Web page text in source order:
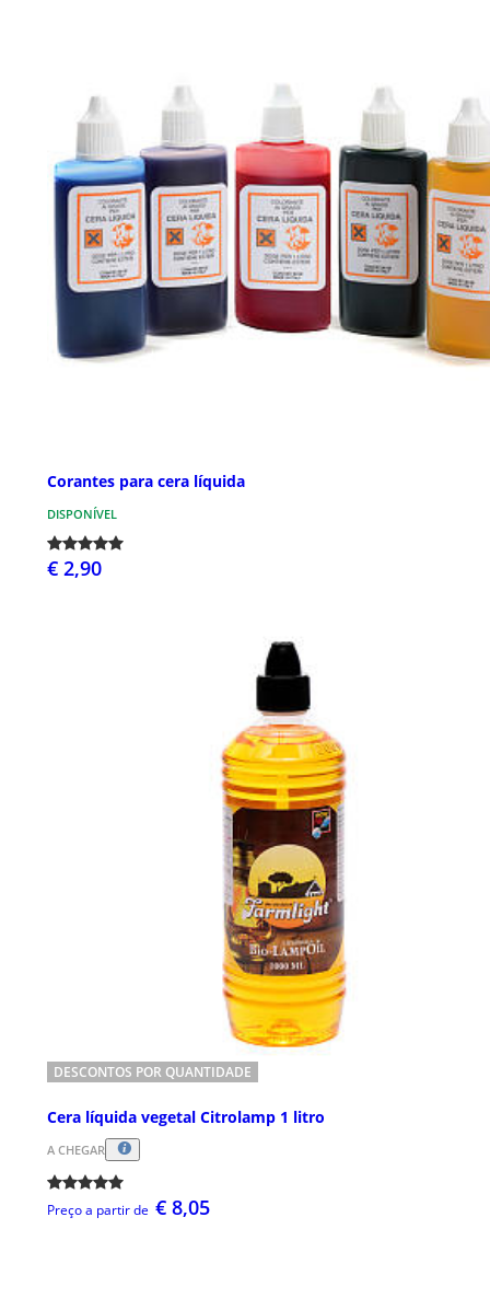
Corantes para cera líquida
DISPONÍVEL
€ 2,90
DESCONTOS POR QUANTIDADE
Cera líquida vegetal Citrolamp 1 litro
A CHEGAR
Preço a partir de € 8,05